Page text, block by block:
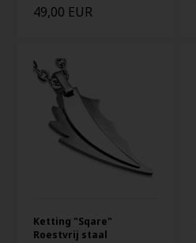
49,00 EUR
Ketting "Sqare"
Roestvrij staal